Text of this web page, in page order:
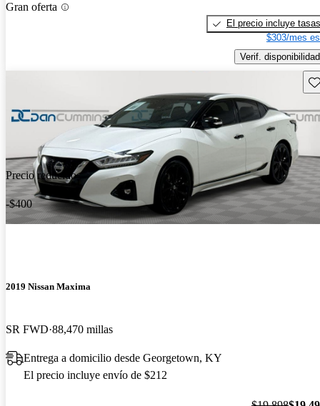
Gran oferta
El precio incluye tasas
$303/mes
Verif. disponibilidad
Precio reducido
-$400
2019 Nissan Maxima
SR FWD 88,470 millas
Entrega a domicilio desde Georgetown, KY
El precio incluye envío de $212